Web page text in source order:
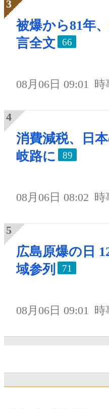
被爆から81年
言全文
66
08月06日 09:01 時
消費減税、日
岐路に
89
08月06日 08:02 時
広島原爆の日
域参列
71
08月06日 09:01 時